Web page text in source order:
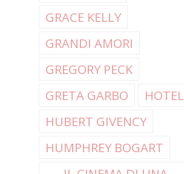
GRACE KELLY
GRANDI AMORI
GREGORY PECK
GRETA GARBO
HOTEL
HUBERT GIVENCY
HUMPHREY BOGART